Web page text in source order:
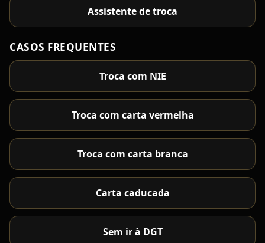
Assistente de troca
CASOS FREQUENTES
Troca com NIE
Troca com carta vermelha
Troca com carta branca
Carta caducada
Sem ir à DGT